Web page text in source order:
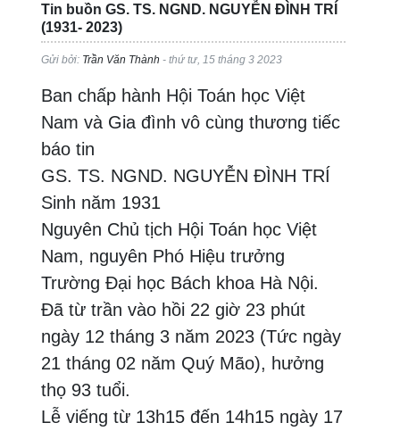
Tin buồn GS. TS. NGND. NGUYỄN ĐÌNH TRÍ
(1931- 2023)
Gửi bởi: Trần Văn Thành - thứ tư, 15 tháng 3 2023
Ban chấp hành Hội Toán học Việt
Nam và Gia đình vô cùng thương tiếc
báo tin
GS. TS. NGND. NGUYỄN ĐÌNH TRÍ
Sinh năm 1931
Nguyên Chủ tịch Hội Toán học Việt
Nam, nguyên Phó Hiệu trưởng
Trường Đại học Bách khoa Hà Nội.
Đã từ trần vào hồi 22 giờ 23 phút
ngày 12 tháng 3 năm 2023 (Tức ngày
21 tháng 02 năm Quý Mão), hưởng
thọ 93 tuổi.
Lễ viếng từ 13h15 đến 14h15 ngày 17